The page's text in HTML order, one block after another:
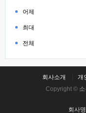
어제
최대
전체
회사소개 개
Copyright ©
회사